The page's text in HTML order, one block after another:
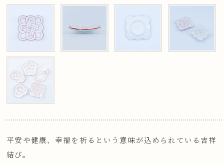
平安や健康、幸福を祈るという意味が込められている吉祥
結び。